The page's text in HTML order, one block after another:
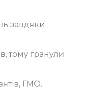
завдяки
тому гранули
ГМО.